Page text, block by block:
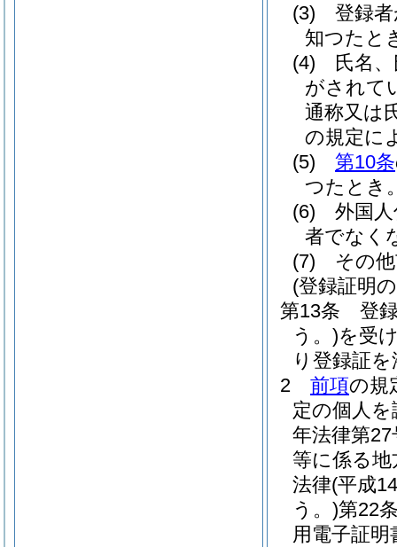
(3)
登録
知つたと
(4)
氏名
がされて
通称又は
の規定に
(5)
第10条
つたとき
(6)
外国
者でなく
(7)
その
(登録証明
第13条
登
う。)を受
り登録証
2
前項の規
定の個人
年法律第27
等に係る
法律(平成
う。)第22
用電子証